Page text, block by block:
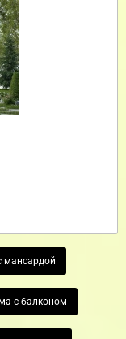
мансардой
с балконом